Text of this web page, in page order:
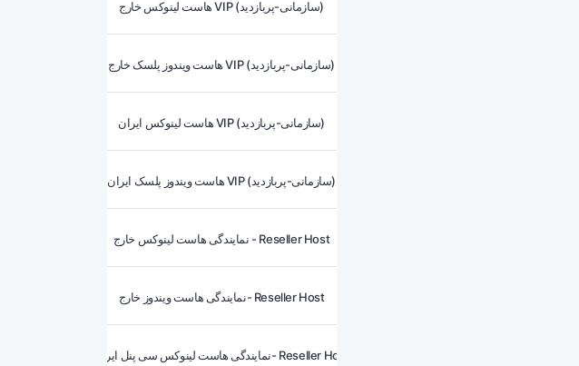
هاست لینوکس خارج VIP (سازمانی-پربازدید)
هاست ویندوز پلسک خارج VIP (سازمانی-پربازدید)
هاست لینوکس ایران VIP (سازمانی-پربازدید)
هاست ویندوز پلسک ایران VIP (سازمانی-پربازدید)
نمایندگی هاست لینوکس خارج - Reseller Host
نمایندگی هاست ویندوز خارج- Reseller Host
نمایندگی هاست لینوکس سی پنل ایران- Reseller Host